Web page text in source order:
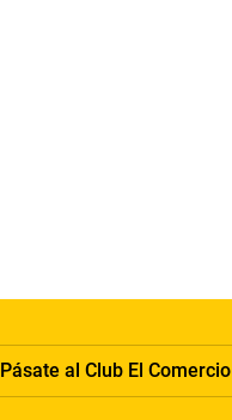
Pásate al Club El Comercio